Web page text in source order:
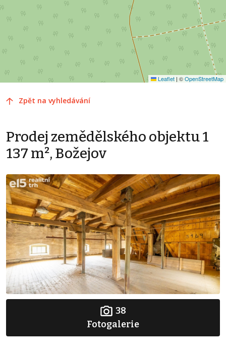
Leaflet | ©OpenStreetMap
Zpět na vyhledávání
Prodej zemědělského objektu 1
137 m², Božejov
38
Fotogalerie